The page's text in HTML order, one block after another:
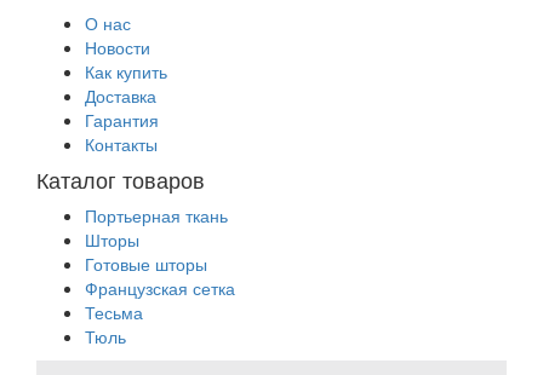
О нас
Новости
Как купить
Доставка
Гарантия
Контакты
Каталог товаров
Портьерная ткань
Шторы
Готовые шторы
Французская сетка
Тесьма
Тюль